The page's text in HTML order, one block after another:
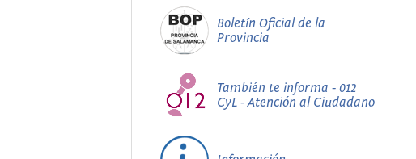
Boletín Oficial de la
Provincia
También te informa - 012
CyL - Atención al Ciudadano